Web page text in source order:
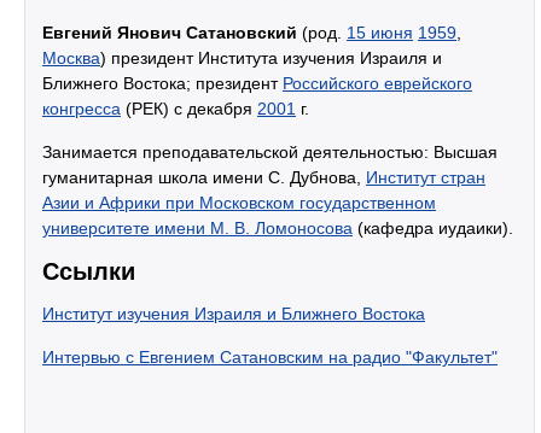
Евгений Янович Сатановский (род. 15 июня 1959
Москва) президент Института изучения Израиля и
Ближнего Востока; президент Российского еврейского
конгресса (РЕК) с декабря 2001 г.
Занимается преподавательской деятельностью: Высшая
гуманитарная школа имени С. Дубнова, Институт стран
Азии и Африки при Московском государственном
университете имени М. В. Ломоносова (кафедра иудаики).
Ссылки
Институт изучения Израиля и Ближнего Востока
Интервью с Евгением Сатановским на радио "Факультет"